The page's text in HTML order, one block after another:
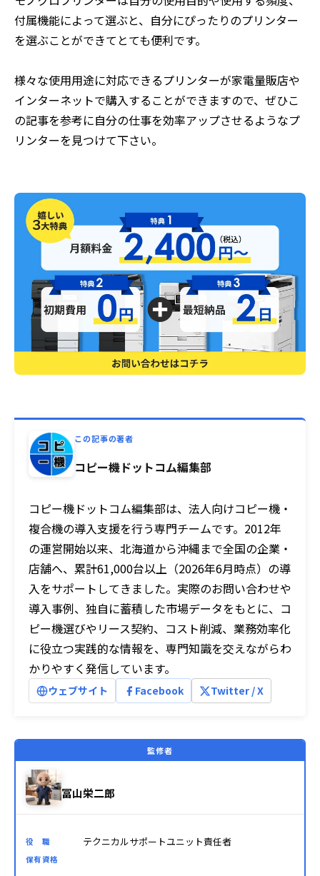
付属機能によって選ぶと、自分にぴったりのプリンター
を選ぶことができてとても便利です。
様々な使用用途に対応できるプリンターが家電量販店や
インターネットで購入することができますので、ぜひこ
の記事を参考に自分の仕事を効率アップさせるようなプ
リンターを見つけて下さい。
この記事の著者
コピー機ドットコム編集部
コピー機ドットコム編集部は、法人向けコピー機・
複合機の導入支援を行う専門チームです。2012年
の運営開始以来、北海道から沖縄まで全国の企業・
店舗へ、累計61,000台以上（2026年6月時点）の導
入をサポートしてきました。実際のお問い合わせや
導入事例、独自に蓄積した市場データをもとに、コ
ピー機選びやリース契約、コスト削減、業務効率化
に役立つ実践的な情報を、専門知識を交えながらわ
かりやすく発信しています。
ウェブサイト Facebook Twitter / X
監修者
冨山栄二郎
役 職 テクニカルサポートユニット責任者
保有資格